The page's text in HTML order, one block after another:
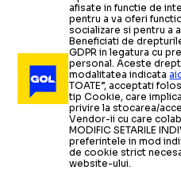
afisate in functie de
pentru a va oferi
socializare si pentru a
Beneficiati de
GDPR in legatura cu
personal. Aceste
modalitatea indicata
TOATE”, acceptati
tip Cookie, care
privire la stocarea/
Vendor-ii cu care
MODIFIC SETARILE
preferintele in mod
de cookie strict
website-ului.